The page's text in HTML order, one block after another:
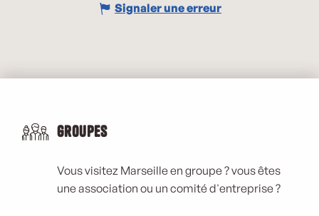
Signaler une erreur
Groupes
Vous visitez Marseille en groupe ? vous êtes
une association ou un comité d'entreprise ?